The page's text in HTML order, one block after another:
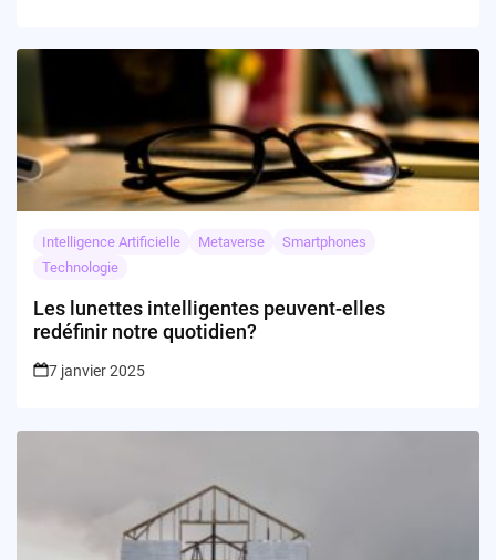
Intelligence Artificielle Metaverse
Smartphones
Technologie
Les lunettes intelligentes peuvent-elles
redéfinir notre quotidien?
7 janvier 2025